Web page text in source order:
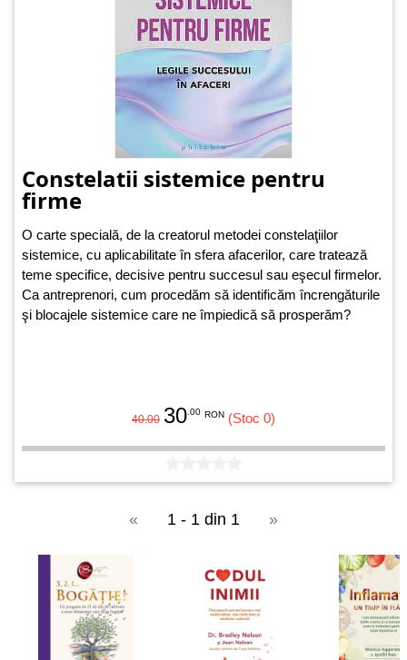
Constelatii sistemice pentru
firme
O carte specială, de la creatorul metodei constelaţiilor
sistemice, cu aplicabilitate în sfera afacerilor, care tratează
teme specifice, decisive pentru succesul sau eşecul firmelor.
Ca antreprenori, cum procedăm să identificăm încrengăturile
şi blocajele sistemice care ne împiedică să prosperăm?
40.00 30 .00 RON (Stoc 0)
« 1 - 1 din 1 »